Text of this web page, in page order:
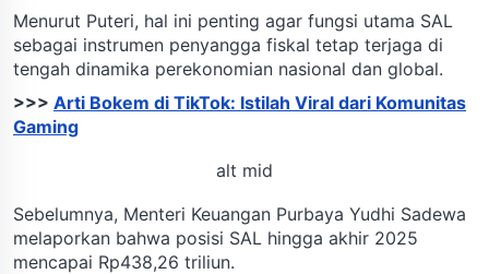
Menurut Puteri, hal ini penting agar fungsi utama SAL
sebagai instrumen penyangga fiskal tetap terjaga di
tengah dinamika perekonomian nasional dan global.
>>> Arti Bokem di TikTok: Istilah Viral dari Komunitas
Gaming
alt mid
Sebelumnya, Menteri Keuangan Purbaya Yudhi Sadewa
melaporkan bahwa posisi SAL hingga akhir 2025
mencapai Rp438,26 triliun.